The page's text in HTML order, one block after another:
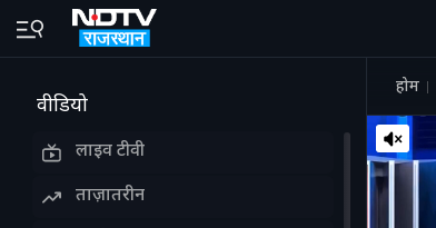
वीडियो
लाइव टीवी
ताज़ातरीन
होम